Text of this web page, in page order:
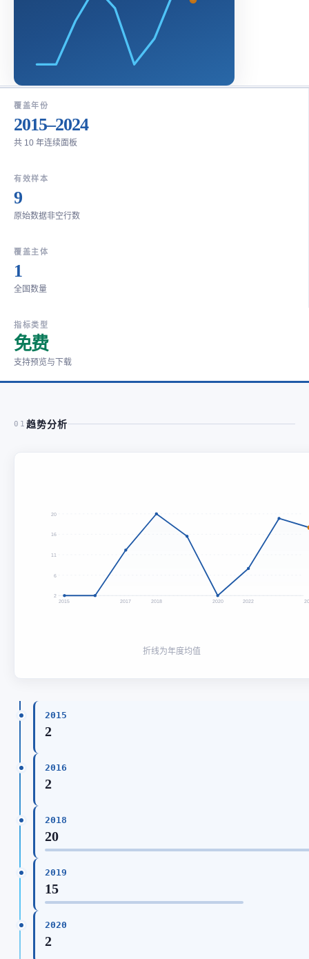
覆盖年份
2015–2024
共 10 年连续面板
有效样本
9
原始数据非空行数
覆盖主体
1
全国数量
指标类型
免费
支持预览与下载
01 趋势分析
20
16
11
6
2
2015 2017 2018 2020 2022
折线为年度均值
2015
2
2016
2
2018
20
2019
15
2020
2